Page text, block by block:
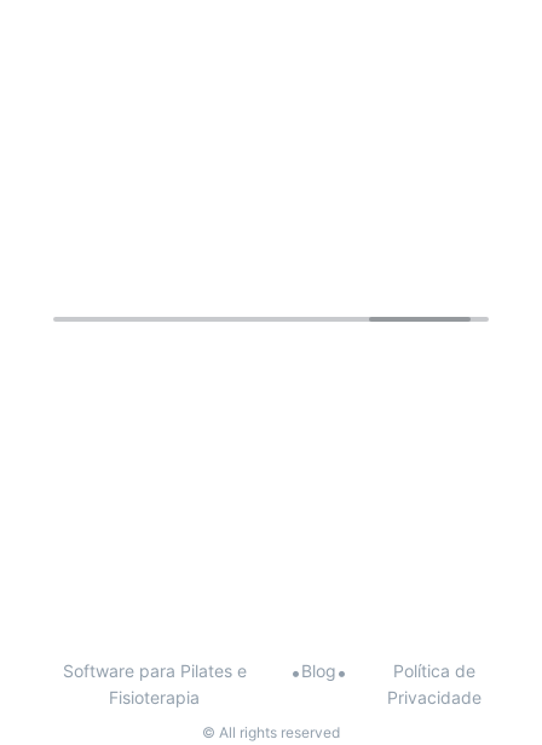
Software para Pilates e
Fisioterapia
•Blog•
Política de
Privacidade
© All rights reserved